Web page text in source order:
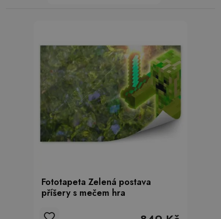
Fototapeta Zelená postava
příšery s mečem hra